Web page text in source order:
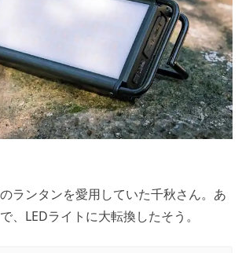
ランタンを愛用していた千秋さん。あ
、LEDライトに大転換したそう。